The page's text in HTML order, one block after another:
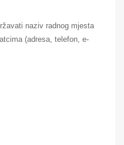
naziv radnog mjesta
(adresa, telefon, e-